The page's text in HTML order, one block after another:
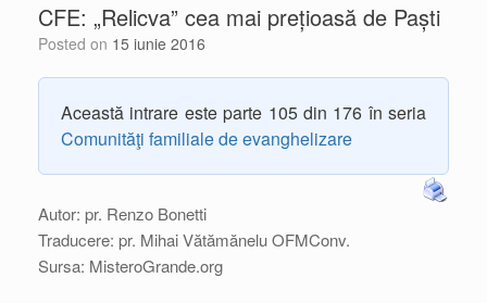
CFE: „Relicva” cea mai prețioasă de Paști
Posted on 15 iunie 2016
Această intrare este parte 105 din 176 în seria
Comunităţi familiale de evanghelizare
Autor: pr. Renzo Bonetti
Traducere: pr. Mihai Vătămănelu OFMConv.
Sursa: MisteroGrande.org